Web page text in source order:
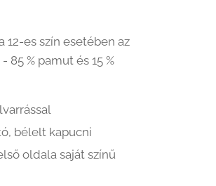
12-es szín esetében az
% pamut és 15 %
bélelt kapucni
oldala saját színű